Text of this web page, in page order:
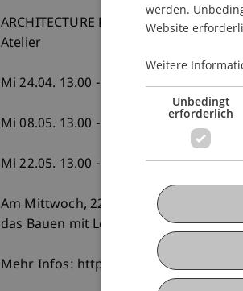
ARCHITECTURE BY DESSERT
Atelier
Mi 24.04. 13.00 - 13.30 Simon Egger
Mi 08.05. 13.00 - 13.30 Herwig Bauer
Mi 22.05. 13.00 - 13.30 Anna
Am Mittwoch, 22. Mai um 13 Uhr
das Bauen mit Lehm.
Mehr Infos: https://www.anna-
werden.
Website
Weitere
Unbedingt
erforderlich